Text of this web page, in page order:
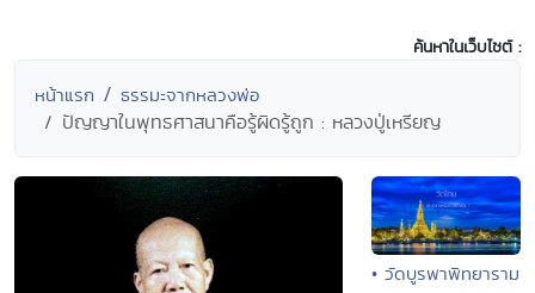
ค้นหาในเว็บไซต์ :
หน้าแรก ธรรมะจากหลวงพ่อ
ปัญญาในพุทธศาสนาคือรู้ผิดรู้ถูก : หลวงปู่เหรียญ
• วัดบูรพาพิทยาราม